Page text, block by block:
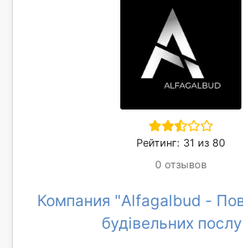
Рейтинг: 31 из 80
0 отзывов
Компания "Alfagalbud -
будівельних